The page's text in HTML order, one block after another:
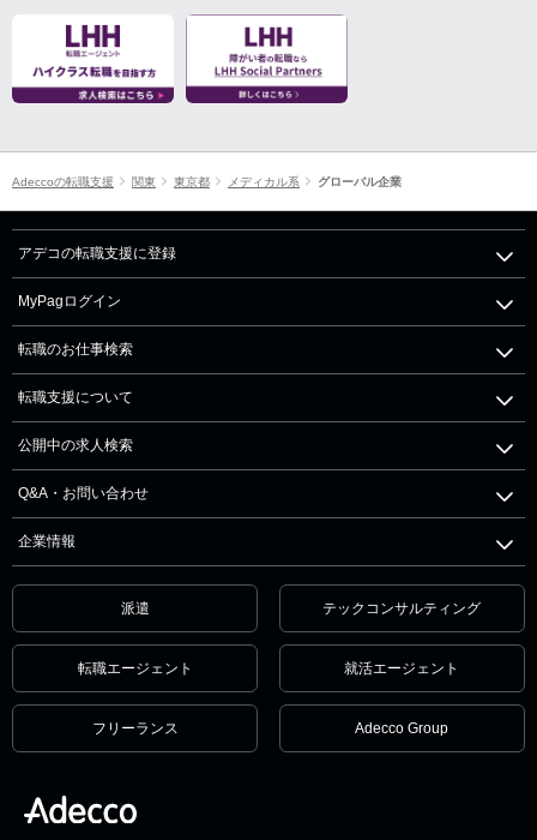
Adeccoの転職支援 関東 東京都 メディカル系 グローバル企業
アデコの転職支援に登録
MyPagログイン
転職のお仕事検索
転職支援について
公開中の求人検索
Q&A・お問い合わせ
企業情報
派遣 テックコンサルティング
転職エージェント 就活エージェント
フリーランス Adecco Group